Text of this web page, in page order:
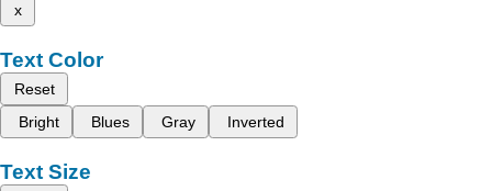
x
Text Color
Reset
Bright
Blues Gray Inverted
Text Size